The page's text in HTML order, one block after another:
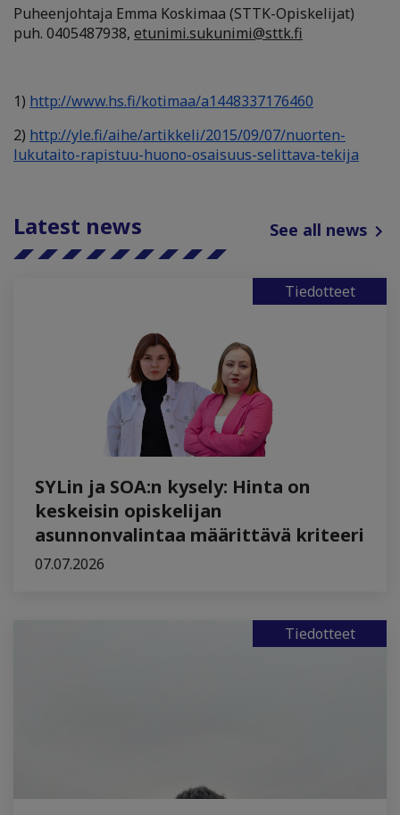
Puheenjohtaja Emma Koskimaa (STTK-Opiskelijat)
puh. 0405487938, etunimi.sukunimi@sttk.fi
1) http://www.hs.fi/kotimaa/a1448337176460
2) http://yle.fi/aihe/artikkeli/2015/09/07/nuorten-
lukutaito-rapistuu-huono-osaisuus-selittava-tekija
Latest news See all news
Tiedotteet
SYLin ja SOA:n kysely: Hinta on
keskeisin opiskelijan
asunnonvalintaa määrittävä kriteeri
07.07.2026
Tiedotteet